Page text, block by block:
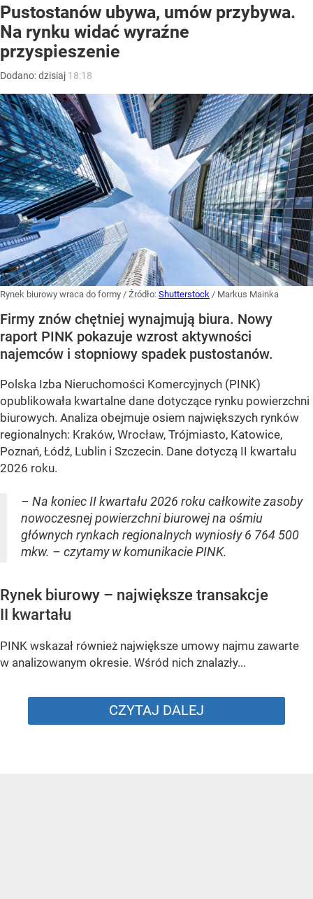
Pustostanów ubywa, umów przybywa.
Na rynku widać wyraźne
przyspieszenie
Dodano:dzisiaj 18:18
Rynek biurowy wraca do formy / Źródło: Shutterstock / Markus Mainka
Firmy znów chętniej wynajmują biura. Nowy
raport PINK pokazuje wzrost aktywności
najemców i stopniowy spadek pustostanów.
Polska Izba Nieruchomości Komercyjnych (PINK)
opublikowała kwartalne dane dotyczące rynku powierzchni
biurowych. Analiza obejmuje osiem największych rynków
regionalnych: Kraków, Wrocław, Trójmiasto, Katowice,
Poznań, Łódź, Lublin i Szczecin. Dane dotyczą II kwartału
2026 roku.
– Na koniec II kwartału 2026 roku całkowite zasoby
nowoczesnej powierzchni biurowej na ośmiu
głównych rynkach regionalnych wyniosły 6 764 500
mkw. – czytamy w komunikacie PINK.
Rynek biurowy – największe transakcje
II kwartału
PINK wskazał również największe umowy najmu zawarte
w analizowanym okresie. Wśród nich znalazły...
CZYTAJ DALEJ